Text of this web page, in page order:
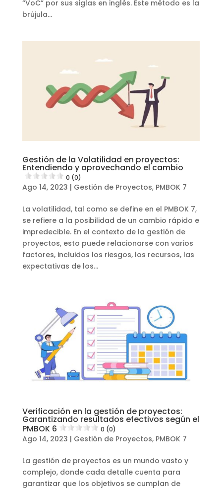
“VoC” por sus siglas en inglés. Este método es la
brújula...
Gestión de la Volatilidad en proyectos:
Entendiendo y aprovechando el cambio
0 (0)
Ago 14, 2023 | Gestión de Proyectos, PMBOK 7
La volatilidad, tal como se define en el PMBOK 7,
se refiere a la posibilidad de un cambio rápido e
impredecible. En el contexto de la gestión de
proyectos, esto puede relacionarse con varios
factores, incluidos los riesgos, los recursos, las
expectativas de los...
Verificación en la gestión de proyectos:
Garantizando resultados efectivos según el
PMBOK 6
0 (0)
Ago 14, 2023 | Gestión de Proyectos, PMBOK 7
La gestión de proyectos es un mundo vasto y
complejo, donde cada detalle cuenta para
garantizar que los objetivos se cumplan de